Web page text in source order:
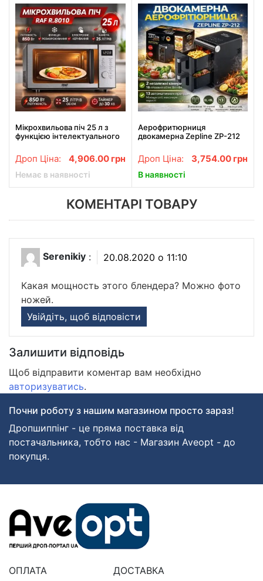
Мікрохвильова піч 25 л з
функцією інтелектуального
850W
Дроп Ціна: 4,906.00 грн
Немає в наявності
Аерофритюрниця
двокамерна Zepline ZP-212
мультифритюрниця для
здорового приготування
Дроп Ціна: 3,754.00 грн
В наявності
КОМЕНТАРІ ТОВАРУ
Serenikiy : 20.08.2020 о 11:10
Какая мощность этого блендера? Можно фото
ножей.
Увійдіть, щоб відповісти
Залишити відповідь
Щоб відправити коментар вам необхідно
авторизуватись.
Почни роботу з нашим магазином просто зараз!
Дропшиппінг - це пряма поставка від
постачальника, тобто нас - Магазин Aveopt - до
покупця.
ОПЛАТА ДОСТАВКА